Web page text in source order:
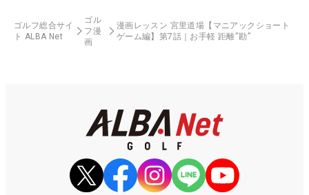
ゴルフ総合サイ
ト ALBA Net
ゴル
フ漫
画
漫画レッスン 宮里道場【マニアックショート
ゲーム編】第7話｜お手軽 距離“勘”